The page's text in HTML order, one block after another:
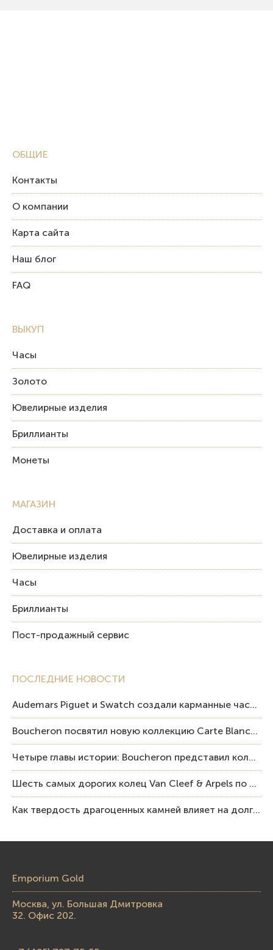
ОБЩИЕ
Контакты
О компании
Карта сайта
Наш блог
FAQ
ВЫКУП
Часы
Золото
Ювелирные изделия
Бриллианты
Монеты
ПОСЛЕДНИЕ НОВОСТИ
Audemars Piguet и Swatch создали карманные часы в эстетике Royal Oak и Pop Art
Boucheron посвятил новую коллекцию Carte Blanche Human Being человеку и силе мастерства
Четыре главы истории: Boucheron представил коллекцию «Nom: Boucheron, Prénom: Frédéric»
Шесть самых дорогих колец Van Cleef & Arpels по итогам аукционов Sotheby’s
Как твердость драгоценных камней влияет на долговечность ювелирных изделий
МАГАЗИН
Доставка и оплата
Ювелирные изделия
Часы
Бриллианты
Пост-продажный сервис
Emporium Gold
Москва, ул. Большая Дмитровка
32. Офис 202.